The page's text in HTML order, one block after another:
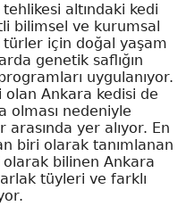
altındaki kedi
bilimsel ve kurumsal
türler için doğal yaşam
genetik saflığın
uygulanıyor.
Ankara kedisi de
olması nedeniyle
yer alıyor. En
biri olarak tanımlanan
bilinen Ankara
tüyleri ve farklı